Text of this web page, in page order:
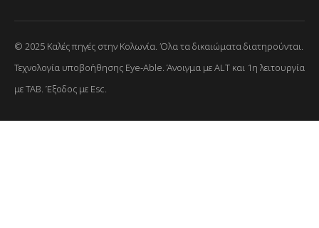
© 2025 Καλές πηγές στην Κολωνία. Όλα τα δικαιώματα διατηρούνται.
Τεχνολογία υποβοήθησης Eye-Able. Άνοιγμα με ALT και 1η λειτουργία
με TAB. Έξοδος με Esc.